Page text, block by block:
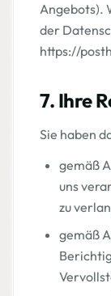
Angebots).
der
https://
7. Ihre
Sie haben
gemäß
uns
zu
gemäß